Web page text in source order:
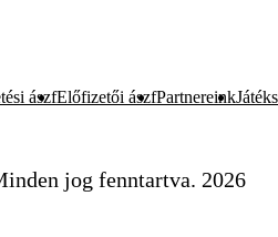
ászfElőfizetői ászfPartnereink
jog fenntartva. 2026